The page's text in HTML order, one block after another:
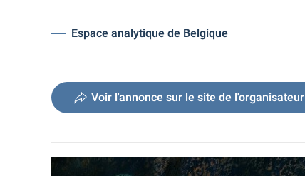
Espace analytique de Belgique
Voir l'annonce sur le site de l'organisateur